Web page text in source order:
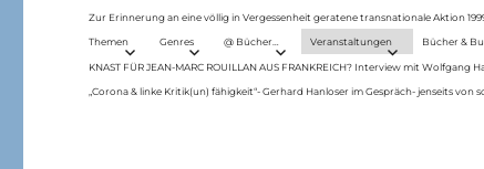
Zur Erinnerung an eine völlig in Vergessenheit geratene transnationale Aktion
Themen Genres @ Bücher… Veranstaltungen Bücher &
KNAST FÜR JEAN-MARC ROUILLAN AUS FRANKREICH? Interview mit Wolfgang
„Corona & linke Kritik(un) fähigkeit“- Gerhard Hanloser im Gespräch- jenseits von